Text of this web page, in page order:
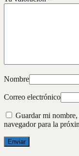
Nombre
Correo electrónico
Guardar mi
navegador para la